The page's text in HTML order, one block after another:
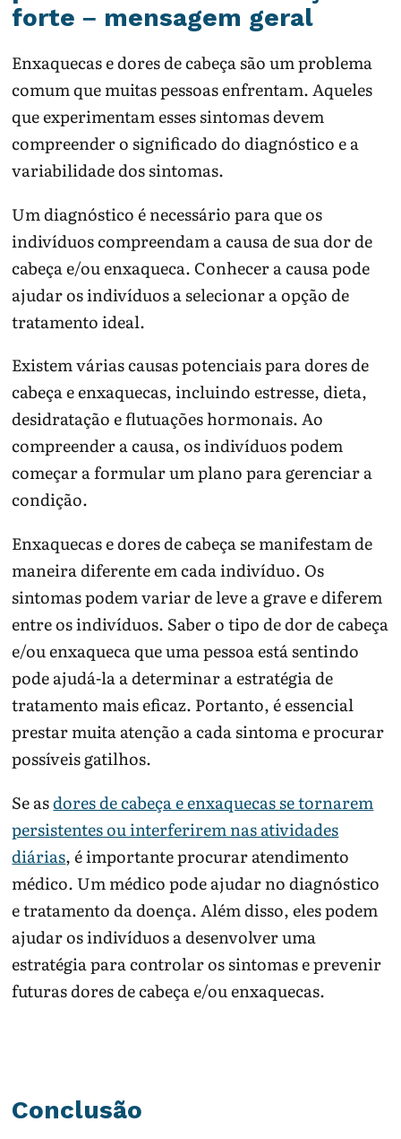
forte – mensagem geral
Enxaquecas e dores de cabeça são um problema
comum que muitas pessoas enfrentam. Aqueles
que experimentam esses sintomas devem
compreender o significado do diagnóstico e a
variabilidade dos sintomas.
Um diagnóstico é necessário para que os
indivíduos compreendam a causa de sua dor de
cabeça e/ou enxaqueca. Conhecer a causa pode
ajudar os indivíduos a selecionar a opção de
tratamento ideal.
Existem várias causas potenciais para dores de
cabeça e enxaquecas, incluindo estresse, dieta,
desidratação e flutuações hormonais. Ao
compreender a causa, os indivíduos podem
começar a formular um plano para gerenciar a
condição.
Enxaquecas e dores de cabeça se manifestam de
maneira diferente em cada indivíduo. Os
sintomas podem variar de leve a grave e diferem
entre os indivíduos. Saber o tipo de dor de cabeça
e/ou enxaqueca que uma pessoa está sentindo
pode ajudá-la a determinar a estratégia de
tratamento mais eficaz. Portanto, é essencial
prestar muita atenção a cada sintoma e procurar
possíveis gatilhos.
Se asdores de cabeça e enxaquecas se tornarem
persistentes ou interferirem nas atividades
diárias, é importante procurar atendimento
médico. Um médico pode ajudar no diagnóstico
e tratamento da doença. Além disso, eles podem
ajudar os indivíduos a desenvolver uma
estratégia para controlar os sintomas e prevenir
futuras dores de cabeça e/ou enxaquecas.
Conclusão